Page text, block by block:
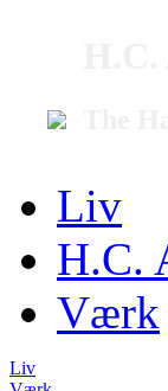
Liv
H.C.
Værk
Liv